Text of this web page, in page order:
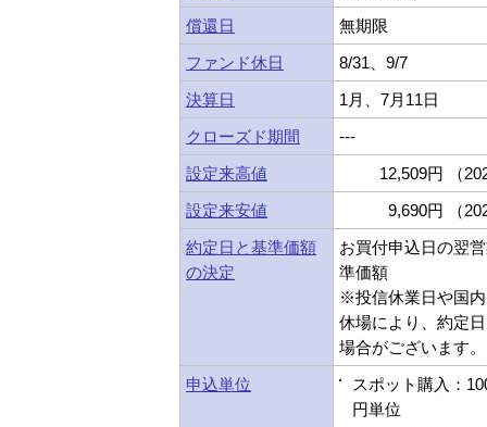
償還日
無期限
ファンド休日
8/31、9/7
決算日
1月、7月11日
クローズド期間
---
設定来高値
12,509円 （
設定来安値
9,690円 （
約定日と基準価額
の決定
お買付申込日の翌
準価額
※投信休業日や国
休場により、約定
場合がございます。
申込単位
スポット購入：
円単位